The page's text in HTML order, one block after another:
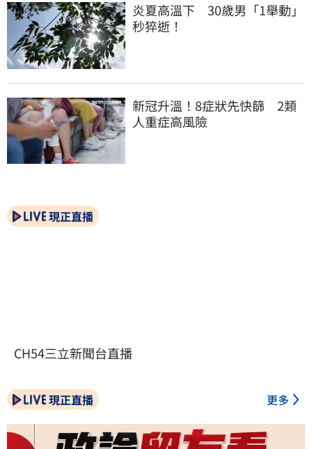
炎夏高溫下　30歲男「1舉動」
秒猝逝！
新冠升溫！8症狀先快篩　2類
人重症高風險
現正直播
CH54三立新聞台直播
現正直播 更多